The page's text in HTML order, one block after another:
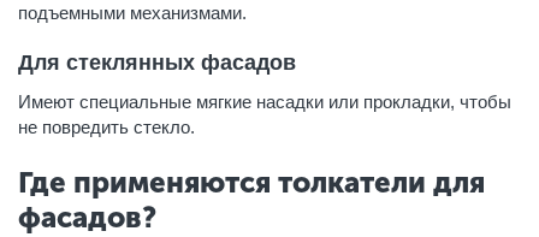
подъемными механизмами.
Для стеклянных фасадов
Имеют специальные мягкие насадки или прокладки, чтобы
не повредить стекло.
Где применяются толкатели для
фасадов?